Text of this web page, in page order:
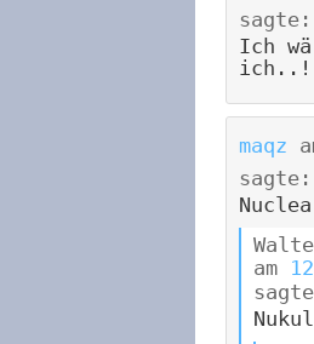
sagte:
Ich
ich..!
maqz
sagte:
am